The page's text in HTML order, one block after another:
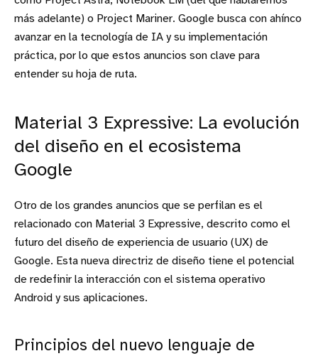
más adelante) o Project Mariner. Google busca con ahínco
avanzar en la tecnología de IA y su implementación
práctica, por lo que estos anuncios son clave para
entender su hoja de ruta.
Material 3 Expressive: La evolución
del diseño en el ecosistema
Google
Otro de los grandes anuncios que se perfilan es el
relacionado con Material 3 Expressive, descrito como el
futuro del diseño de experiencia de usuario (UX) de
Google. Esta nueva directriz de diseño tiene el potencial
de redefinir la interacción con el sistema operativo
Android y sus aplicaciones.
Principios del nuevo lenguaje de